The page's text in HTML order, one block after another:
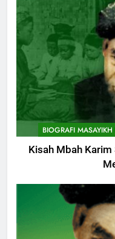
BIOGRAFI MASAYIKH
Kisah Mbah